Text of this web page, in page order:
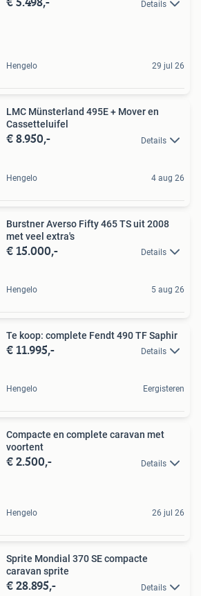
Details
Hengelo 29 jul 26
LMC Münsterland 495E + Mover en
Cassetteluifel
€ 8.950,- Details
Hengelo 4 aug 26
Burstner Averso Fifty 465 TS uit 2008
met veel extra's
€ 15.000,- Details
Hengelo 5 aug 26
Te koop: complete Fendt 490 TF Saphir
€ 11.995,- Details
Hengelo Eergisteren
Compacte en complete caravan met
voortent
€ 2.500,- Details
Hengelo 26 jul 26
Sprite Mondial 370 SE compacte
caravan sprite
€ 28.895,- Details